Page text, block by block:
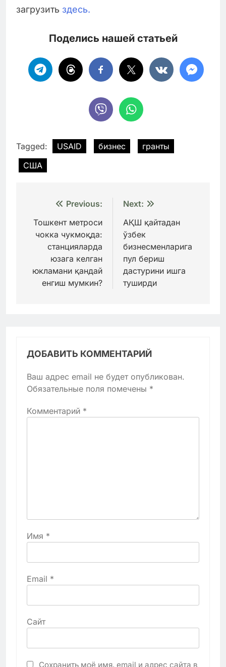
загрузить здесь.
Поделись нашей статьей
Tagged: USAID бизнес
гранты
США
Навигация
по
записям
Previous:
Тошкент метроси
чокка чукмоқда:
станцияларда
юзага келган
юкламани қандай
енгиш мумкин?
Next:
АҚШ қайтадан
ўзбек
бизнесменларига
пул бериш
дастурини ишга
туширди
ДОБАВИТЬ КОММЕНТАРИЙ
Ваш адрес email не будет опубликован.
Обязательные поля помечены *
Комментарий *
Имя *
Email *
Сайт
Сохранить моё имя, email и адрес сайта в